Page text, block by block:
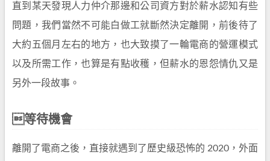
直到某天發現人力仲介那邊和公司資方對於薪水認知有些
問題，我們當然不可能白做工就斷然決定離開，前後待了
大約五個月左右的地方，也大致摸了一輪電商的營運模式
以及所需工作，也算是有點收穫，但薪水的恩怨情仇又是
另外一段故事。
等待機會
離開了電商之後，直接就遇到了歷史級恐怖的 2020，外面